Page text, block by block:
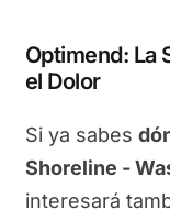
Optimend: La
el Dolor
Si ya sabes
Shoreline -
interesará